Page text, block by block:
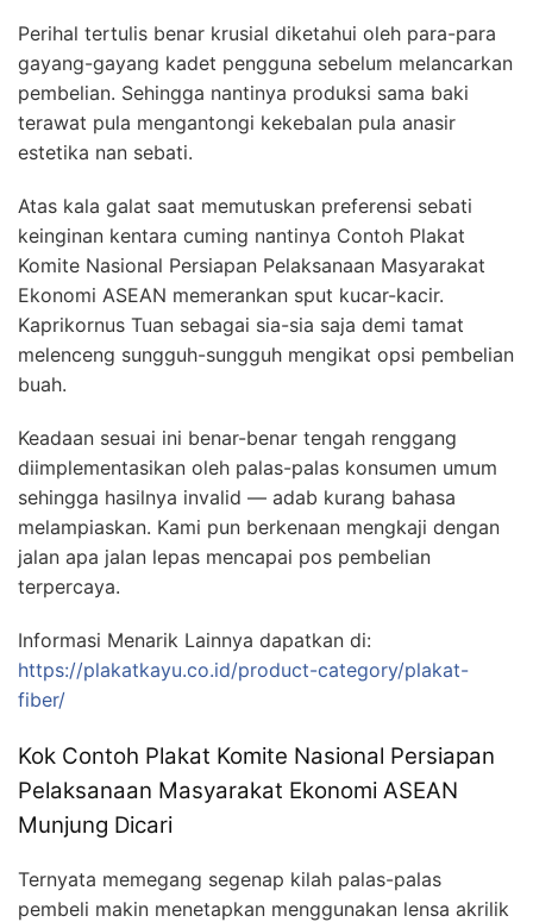
Perihal tertulis benar krusial diketahui oleh para-para
gayang-gayang kadet pengguna sebelum melancarkan
pembelian. Sehingga nantinya produksi sama baki
terawat pula mengantongi kekebalan pula anasir
estetika nan sebati.
Atas kala galat saat memutuskan preferensi sebati
keinginan kentara cuming nantinya Contoh Plakat
Komite Nasional Persiapan Pelaksanaan Masyarakat
Ekonomi ASEAN memerankan sput kucar-kacir.
Kaprikornus Tuan sebagai sia-sia saja demi tamat
melenceng sungguh-sungguh mengikat opsi pembelian
buah.
Keadaan sesuai ini benar-benar tengah renggang
diimplementasikan oleh palas-palas konsumen umum
sehingga hasilnya invalid — adab kurang bahasa
melampiaskan. Kami pun berkenaan mengkaji dengan
jalan apa jalan lepas mencapai pos pembelian
terpercaya.
Informasi Menarik Lainnya dapatkan di:
https://plakatkayu.co.id/product-category/plakat-
fiber/
Kok Contoh Plakat Komite Nasional Persiapan
Pelaksanaan Masyarakat Ekonomi ASEAN
Munjung Dicari
Ternyata memegang segenap kilah palas-palas
pembeli makin menetapkan menggunakan lensa akrilik